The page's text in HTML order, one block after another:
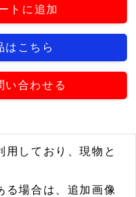
トに追加
はこちら
い合わせる
用しており、現物と
る場合は、追加画像